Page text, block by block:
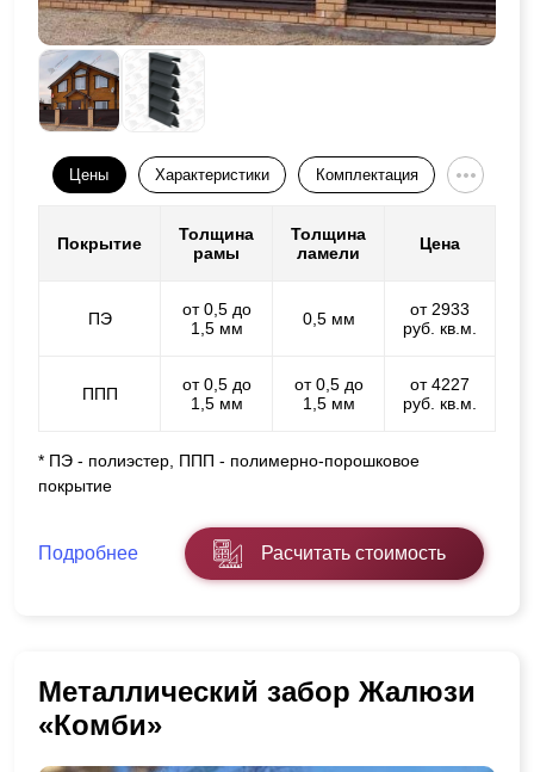
Цены Характеристики Комплектация
Покрытие
Толщина
рамы
Толщина
ламели
Цена
ПЭ
от 0,5 до
1,5 мм
0,5 мм
от 2933
руб. кв.м.
ППП
от 0,5 до
1,5 мм
от 0,5 до
1,5 мм
от 4227
руб. кв.м.
* ПЭ - полиэстер, ППП - полимерно-порошковое
покрытие
Подробнее Расчитать стоимость
Металлический забор Жалюзи
«Комби»